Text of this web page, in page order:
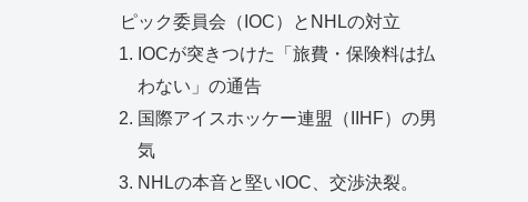
ピック委員会（IOC）とNHLの対立
IOCが突きつけた「旅費・保険料は払
わない」の通告
国際アイスホッケー連盟（IIHF）の男
気
NHLの本音と堅いIOC、交渉決裂。